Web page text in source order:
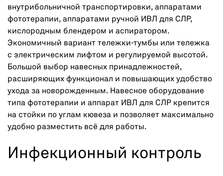
внутрибольничной транспортировки, аппаратами
фототерапии, аппаратами ручной ИВЛ для СЛР,
кислородным блендером и аспиратором.
Экономичный вариант тележки-тумбы или тележка
с электрическим лифтом и регулируемой высотой.
Большой выбор навесных принадлежностей,
расширяющих функционал и повышающих удобство
ухода за новорожденным. Навесное оборудование
типа фототерапии и аппарат ИВЛ для СЛР крепится
на стойки по углам кювеза и позволяет максимально
удобно разместить всё для работы.
Инфекционный контроль